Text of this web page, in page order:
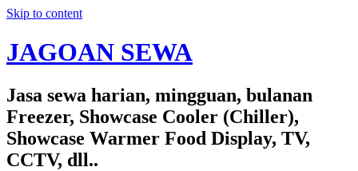
Skip to content
JAGOAN SEWA
Jasa sewa harian, mingguan, bulanan
Freezer, Showcase Cooler (Chiller),
Showcase Warmer Food Display, TV,
CCTV, dll..